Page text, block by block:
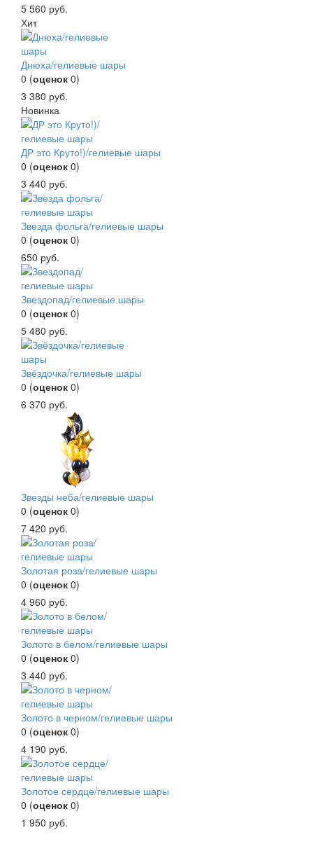
5 560 руб.
Хит
Днюха/гелиевые шары
0 (оценок 0)
3 380 руб.
Новинка
ДР это Круто!)/гелиевые шары
0 (оценок 0)
3 440 руб.
Звезда фольга/гелиевые шары
0 (оценок 0)
650 руб.
Звездопад/гелиевые шары
0 (оценок 0)
5 480 руб.
Звёздочка/гелиевые шары
0 (оценок 0)
6 370 руб.
Звезды неба/гелиевые шары
0 (оценок 0)
7 420 руб.
Золотая роза/гелиевые шары
0 (оценок 0)
4 960 руб.
Золото в белом/гелиевые шары
0 (оценок 0)
3 440 руб.
Золото в черном/гелиевые шары
0 (оценок 0)
4 190 руб.
Золотое сердце/гелиевые шары
0 (оценок 0)
1 950 руб.